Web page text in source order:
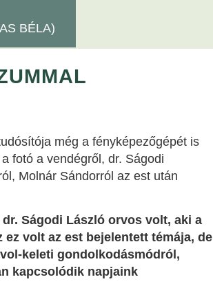
BÉLA)
még a fényképezőgépét is
fotó a vendégről, dr. Ságodi
Molnár Sándorról az est után
Ságodi László orvos volt, aki a
volt az est bejelentett témája, de
keleti gondolkodásmódról,
kapcsolódik napjaink